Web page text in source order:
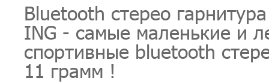
Bluetooth стерео
ING - самые маленькие и
спортивные bluetooth
11 грамм !